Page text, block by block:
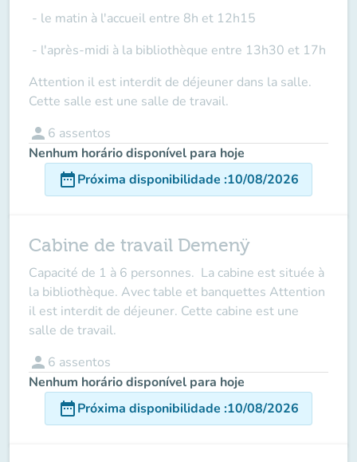
- le matin à l'accueil entre 8h et 12h15
- l'après-midi à la bibliothèque entre 13h30 et 17h
Attention il est interdit de déjeuner dans la salle.
Cette salle est une salle de travail.
person 6 assentos
Nenhum horário disponível para hoje
date_rangePróxima disponibilidade :10/08/2026
Cabine de travail Demenÿ
Capacité de 1 à 6 personnes. La cabine est située à
la bibliothèque. Avec table et banquettes Attention
il est interdit de déjeuner. Cette cabine est une
salle de travail.
person 6 assentos
Nenhum horário disponível para hoje
date_rangePróxima disponibilidade :10/08/2026